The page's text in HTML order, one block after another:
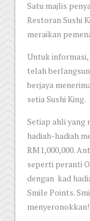
Satu majlis
Restoran Sushi
meraikan
Untuk
telah
berjaya
setia Sushi King.
Setiap ahli yang
hadiah-hadiah
RM1,000,000.
seperti peranti
dengan kad
Smile Points.
menyeronokkan!